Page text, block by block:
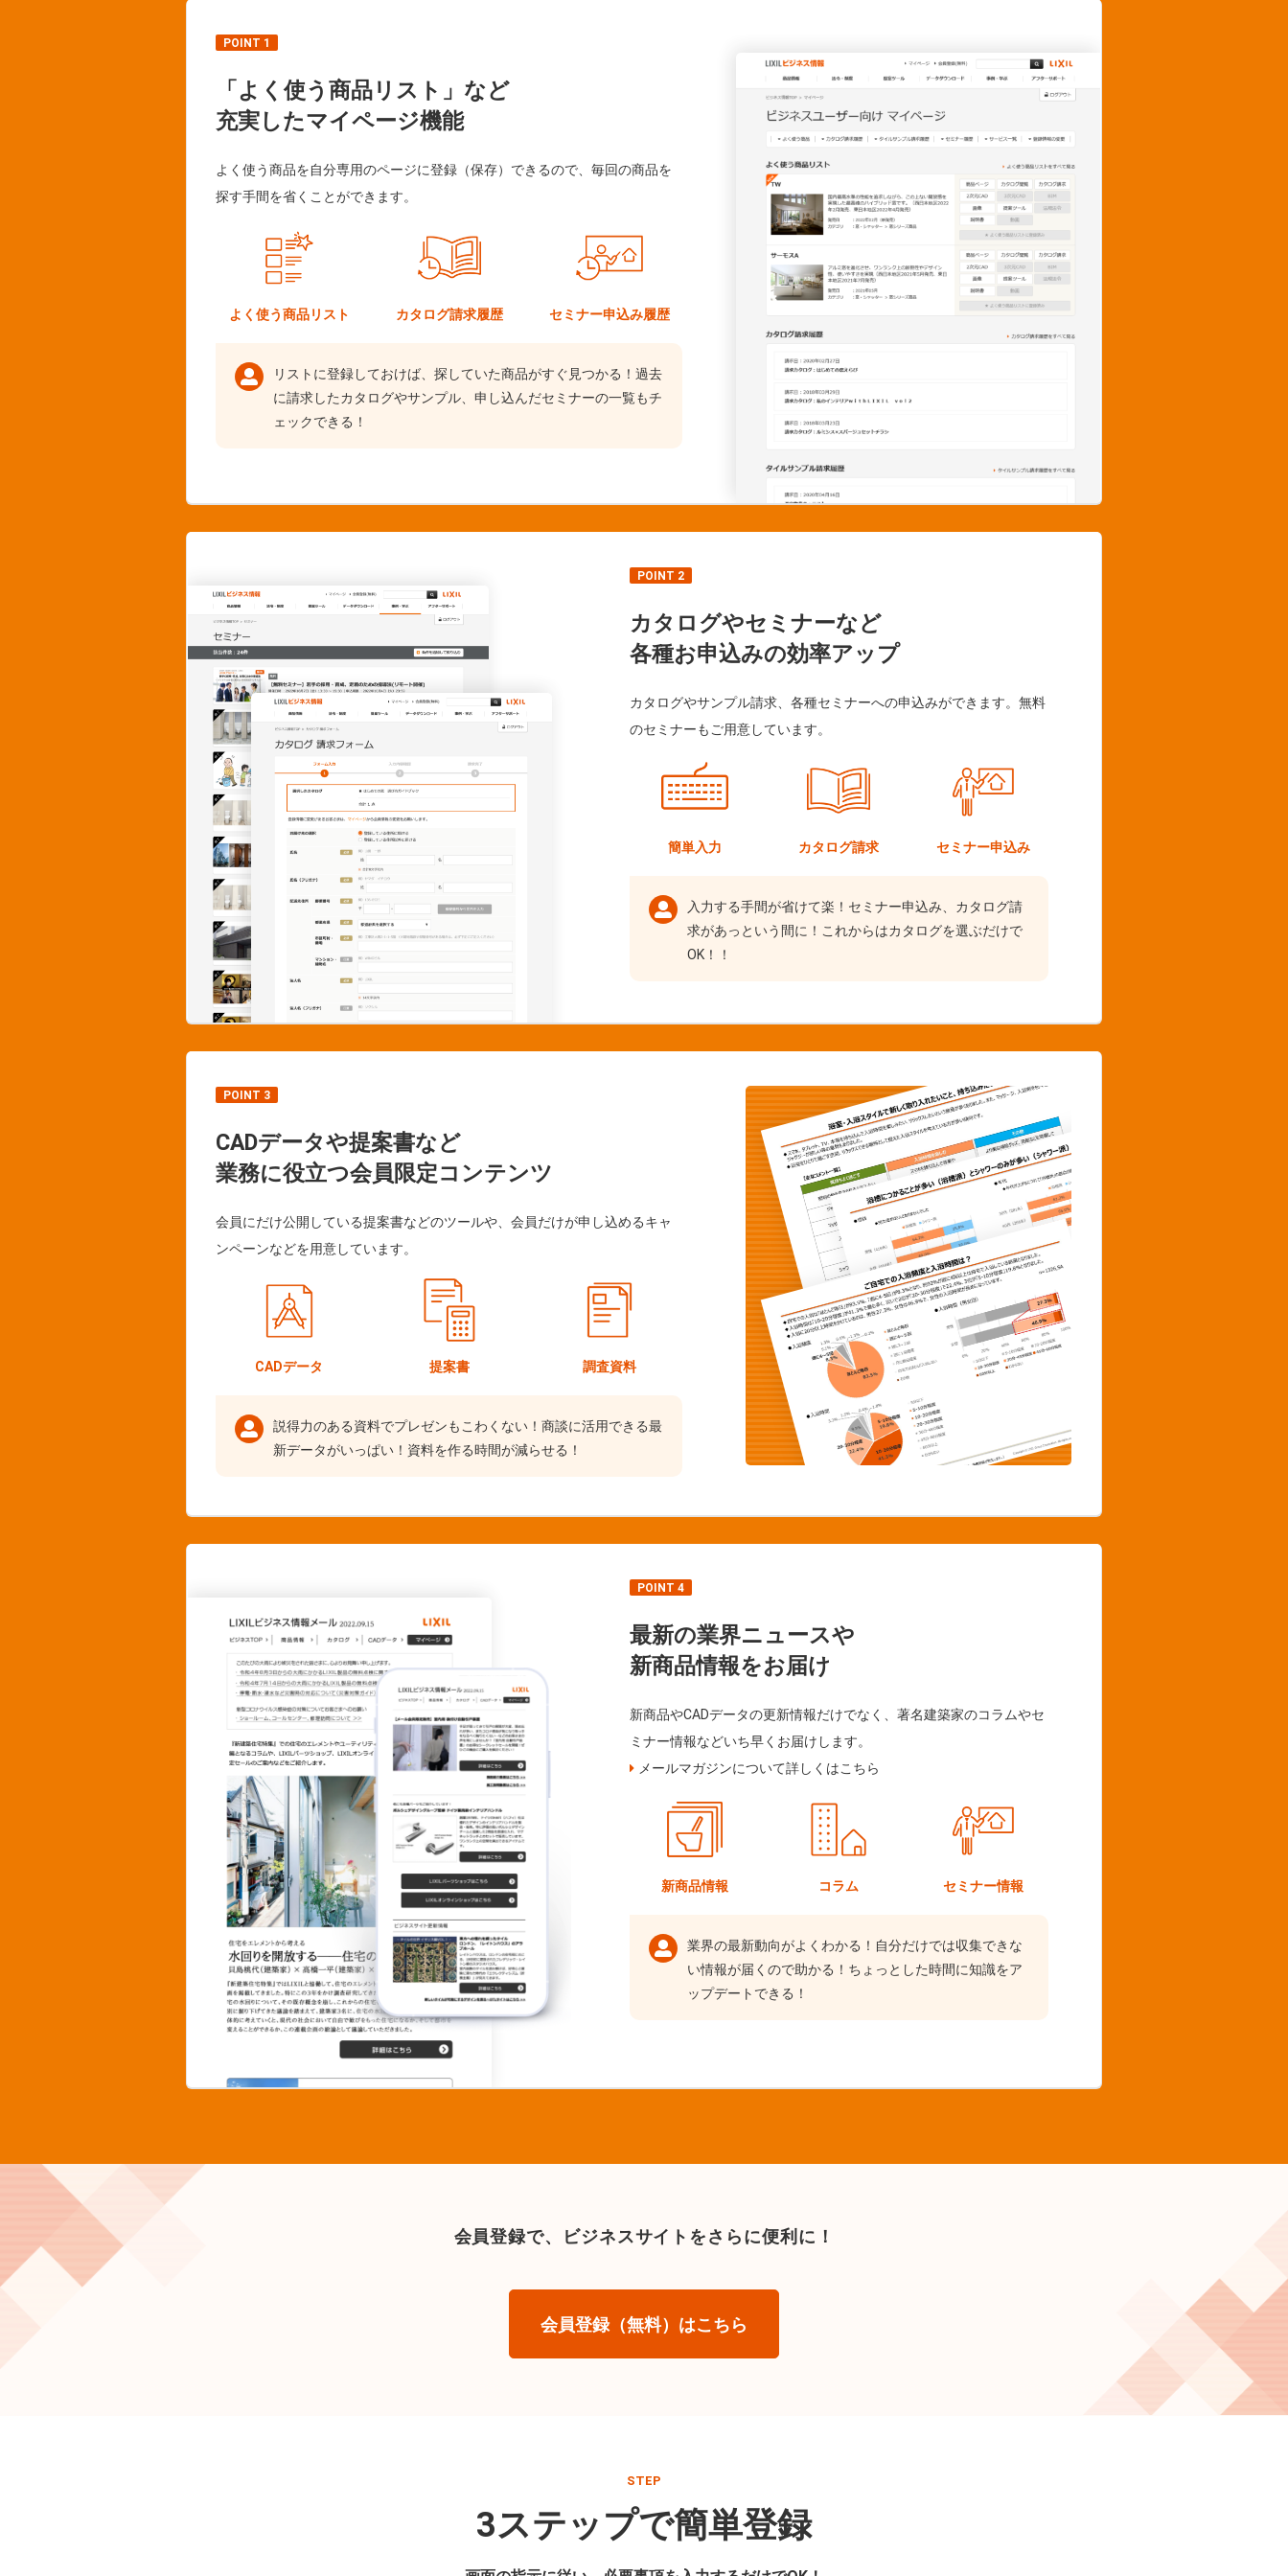
POINT 1
「よく使う商品リスト」など
充実したマイページ機能
よく使う商品を自分専用のページに登録（保存）できるので、毎回の商品を
探す手間を省くことができます。
よく使う商品リスト カタログ請求履歴 セミナー申込み履歴
リストに登録しておけば、探していた商品がすぐ見つかる！過去
に請求したカタログやサンプル、申し込んだセミナーの一覧もチ
ェックできる！
POINT 2
カタログやセミナーなど
各種お申込みの効率アップ
カタログやサンプル請求、各種セミナーへの申込みができます。無料
のセミナーもご用意しています。
簡単入力 カタログ請求 セミナー申込み
入力する手間が省けて楽！セミナー申込み、カタログ請
求があっという間に！これからはカタログを選ぶだけで
OK！！
POINT 3
CADデータや提案書など
業務に役立つ会員限定コンテンツ
会員にだけ公開している提案書などのツールや、会員だけが申し込めるキャ
ンペーンなどを用意しています。
CADデータ 提案書 調査資料
説得力のある資料でプレゼンもこわくない！商談に活用できる最
新データがいっぱい！資料を作る時間が減らせる！
POINT 4
最新の業界ニュースや
新商品情報をお届け
新商品やCADデータの更新情報だけでなく、著名建築家のコラムやセ
ミナー情報などいち早くお届けします。
メールマガジンについて詳しくはこちら
新商品情報 コラム セミナー情報
業界の最新動向がよくわかる！自分だけでは収集できな
い情報が届くので助かる！ちょっとした時間に知識をア
ップデートできる！
会員登録で、 ビジネスサイトをさらに便利に！
会員登録（無料）はこちら
STEP
3ステップで簡単登録